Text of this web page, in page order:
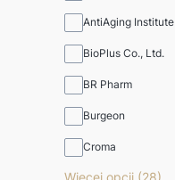
AntiAging Institute
BioPlus Co., Ltd.
BR Pharm
Burgeon
Croma
Więcej opcji (28)